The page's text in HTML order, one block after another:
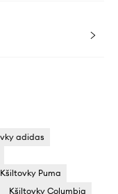
adidas
Kšiltovky Puma
Kšiltovky Columbia